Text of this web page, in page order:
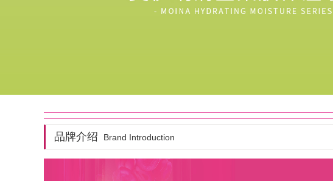
品牌介绍 Brand Introduction